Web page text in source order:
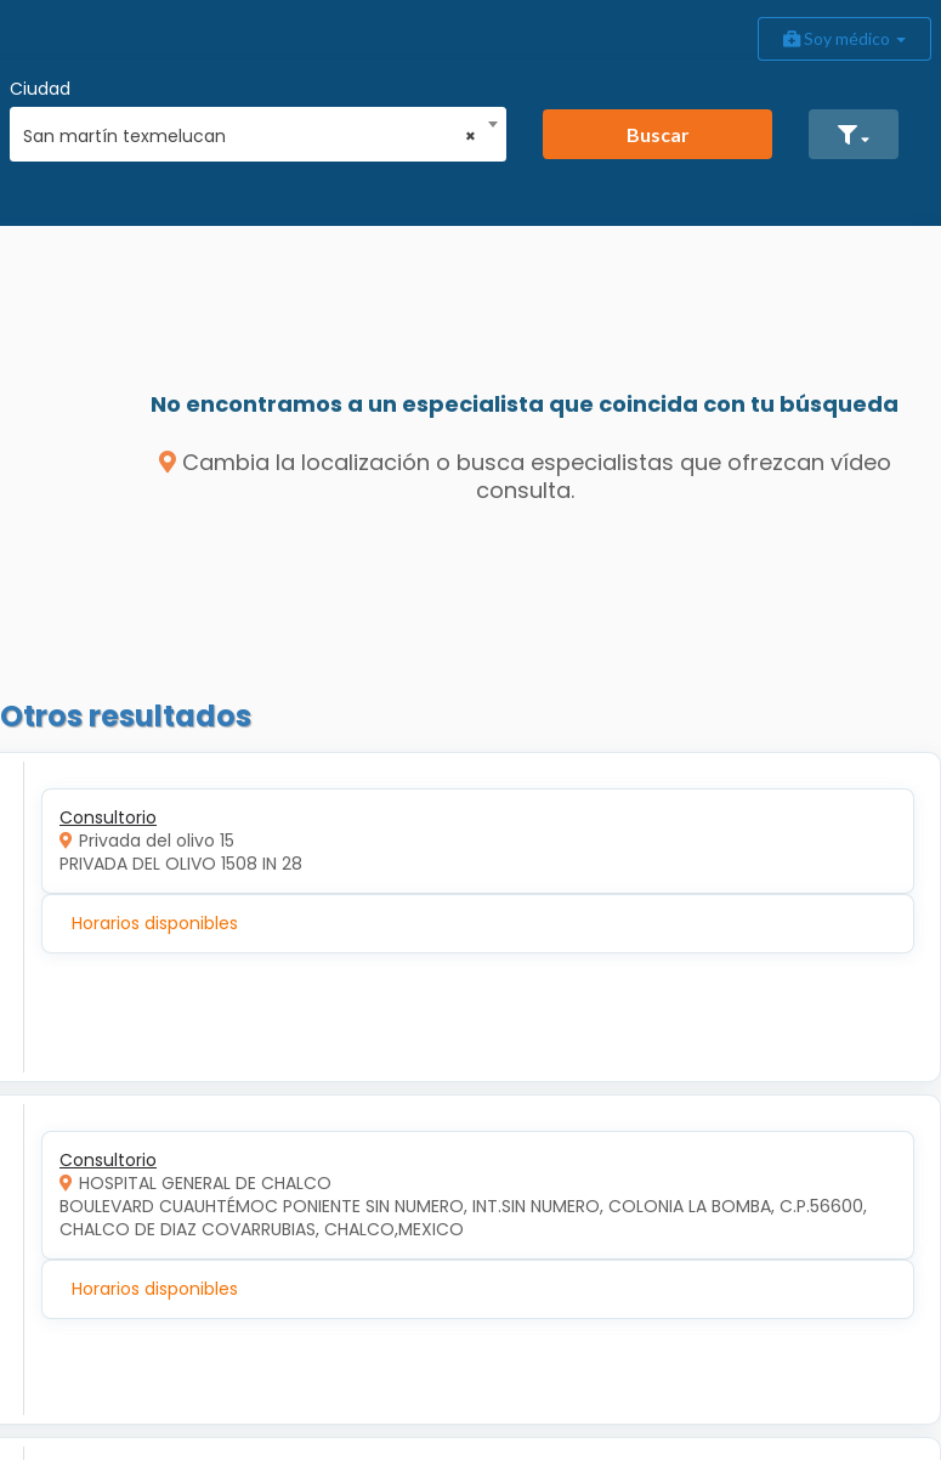
Soy médico
Ciudad
×
San martín texmelucan Buscar
No encontramos a un especialista que coincida con tu búsqueda
Cambia la localización o busca especialistas que ofrezcan vídeo
consulta.
Otros resultados
Consultorio
Privada del olivo 15
PRIVADA DEL OLIVO 1508 IN 28
Horarios disponibles
Consultorio
HOSPITAL GENERAL DE CHALCO
BOULEVARD CUAUHTÉMOC PONIENTE SIN NUMERO, INT.SIN NUMERO, COLONIA LA BOMBA, C.P.56600,
CHALCO DE DIAZ COVARRUBIAS, CHALCO,MEXICO
Horarios disponibles